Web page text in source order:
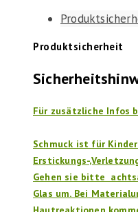
Menge
Produktsicherheit
Für zusätzliche Infos
Schmuck ist für
Erstickungs-
Gehen sie bitte
Glas um. Bei